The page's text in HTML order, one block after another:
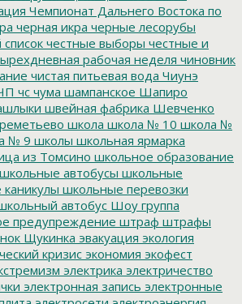
Чемпионат Дальнего Востока по
черная икра черные лесорубы
честные выборы честные и
рабочая неделя чиновник
чистая питьевая вода Чиунэ
чс чума шампанское Шапиро
швейная фабрика Шевченко
школа школа № 10 школа №
№ 9 школы школьная ярмарка
из Томсино школьное образование
школьные автобусы школьные
школьные перевозки
автобус Шоу группа
предупреждение штраф штрафы
Щукинка эвакуация экология
кризис экономия экофест
электрика электричество
электронная запись электронные